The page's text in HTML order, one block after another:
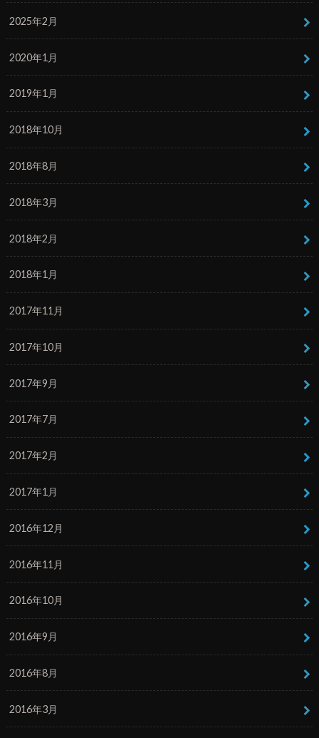
2025年2月
2020年1月
2019年1月
2018年10月
2018年8月
2018年3月
2018年2月
2018年1月
2017年11月
2017年10月
2017年9月
2017年7月
2017年2月
2017年1月
2016年12月
2016年11月
2016年10月
2016年9月
2016年8月
2016年3月